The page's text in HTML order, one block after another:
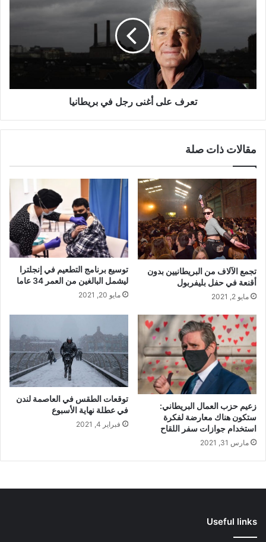
في
بريطانيا
تعرف على أغنى رجل في بريطانيا
مقالات ذات صلة
تجمع الآلاف من البريطانيين بدون
أقنعة في حفل بليفربول
مايو 2, 2021
توسيع برنامج التطعيم في إنجلترا
ليشمل البالغين من العمر 34 عاما
مايو 20, 2021
زعيم حزب العمال البريطاني:
ستكون هناك معارضة لفكرة
استخدام جوازات سفر اللقاح
مارس 31, 2021
توقعات الطقس في العاصمة لندن
في عطلة نهاية الأسبوع
فبراير 4, 2021
Useful links